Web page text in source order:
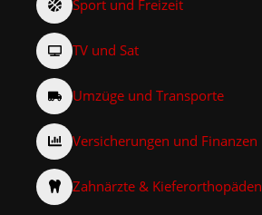
Sport und Freizeit
TV und Sat
Umzüge und Transporte
Versicherungen und Finanzen
Zahnärzte & Kieferorthopäden